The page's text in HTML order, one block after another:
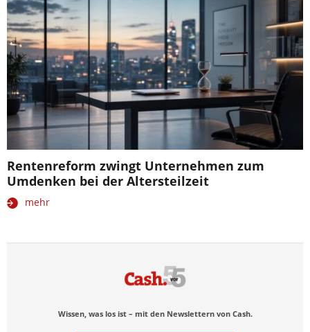
Rentenreform zwingt Unternehmen zum
Umdenken bei der Altersteilzeit
mehr
Wissen, was los ist – mit den Newslettern von Cash.